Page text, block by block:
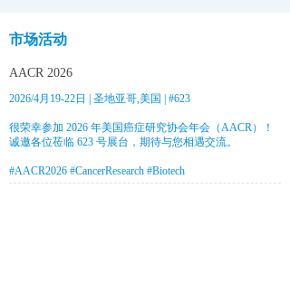
市场活动
AACR 2026
2026/4月19-22日 | 圣地亚哥,美国 | #623
很荣幸参加 2026 年美国癌症研究协会年会（AACR）！
诚邀各位莅临 623 号展台，期待与您相遇交流。
#AACR2026 #CancerResearch #Biotech